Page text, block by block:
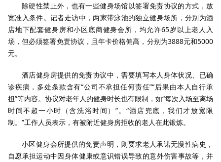
除硬性禁止外，也有一些健身场馆以签署免责协议的方式，放
宽准入条件。记者走访中，两家带泳池的独立健身场所，分别为酒
店地下配套健身房和小区底商健身会所，均允许65岁以上老人入
场，但必须签署免责协议，且年卡价格偏高，分别为3888元和5000
元。
酒店健身房提供的免责协议中，需要填写本人身体状况、已确
诊疾病，多处条款含有“公司不承担任何责任”“后果由本人自行承
担”等内容。协议对老年人的健身时长也有限制，如“每次入场至离场
时间不超一小时（含洗浴时间）”。“酒店兜底，我们才放宽限
制。”工作人员表示，有被附近健身房拒收的老人在此锻炼。
小区健身会所提供的免责声明，则要求老人承诺无慢性病史，
自愿承担运动中因身体健康或意识错误导致的意外伤害事故等，并